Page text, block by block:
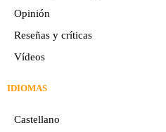
Opinión
Reseñas y críticas
Vídeos
IDIOMAS
Castellano